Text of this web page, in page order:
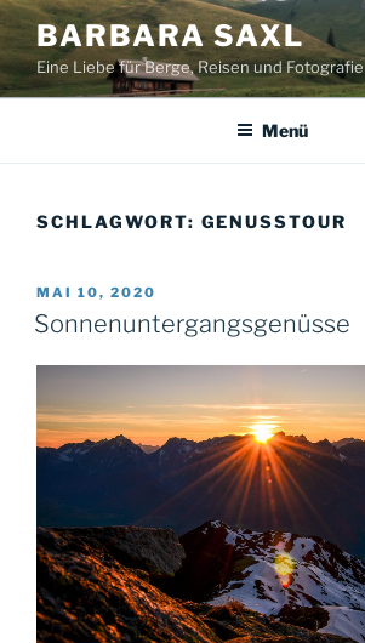
Zum
Inhalt
springen
BARBARA SAXL
Eine Liebe für Berge, Reisen und Fotografie
Menü
SCHLAGWORT: GENUSSTOUR
VERÖFFENTLICHT
AM
MAI 10, 2020
Sonnenuntergangsgenüsse